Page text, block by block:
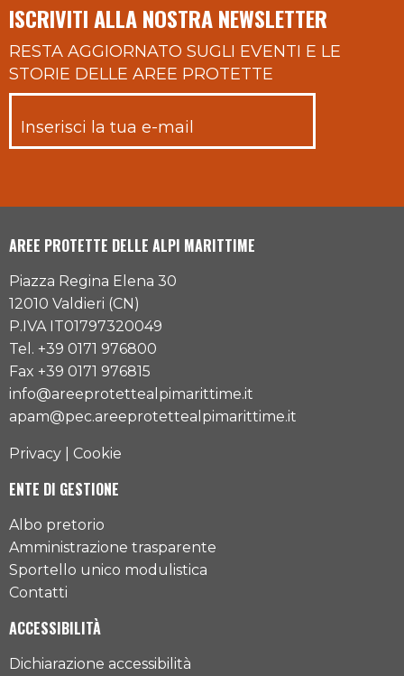
ISCRIVITI ALLA NOSTRA NEWSLETTER
RESTA AGGIORNATO SUGLI EVENTI E LE
STORIE DELLE AREE PROTETTE
AREE PROTETTE DELLE ALPI MARITTIME
Piazza Regina Elena 30
12010 Valdieri (CN)
P.IVA IT01797320049
Tel. +39 0171 976800
Fax +39 0171 976815
info@areeprotettealpimarittime.it
apam@pec.areeprotettealpimarittime.it
Privacy Cookie
ENTE DI GESTIONE
Albo pretorio
Amministrazione trasparente
Sportello unico modulistica
Contatti
ACCESSIBILITÀ
Dichiarazione accessibilità